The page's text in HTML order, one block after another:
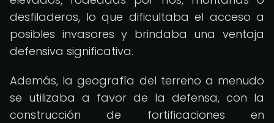
desfiladeros, lo que dificultaba el acceso a
posibles invasores y brindaba una ventaja
defensiva significativa.
Además, la geografía del terreno a menudo
se utilizaba a favor de la defensa, con la
construcción de fortificaciones en